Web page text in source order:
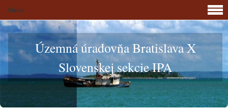
Územná úradovňa Bratislava X
Slovenskej sekcie IPA
Menu